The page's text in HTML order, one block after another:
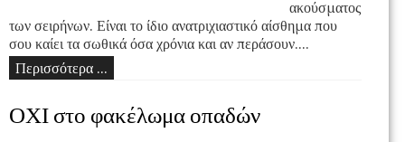
ακούσματος
των σειρήνων. Είναι το ίδιο ανατριχιαστικό αίσθημα που
σου καίει τα σωθικά όσα χρόνια και αν περάσουν....
Περισσότερα ...
ΟΧΙ στο φακέλωμα οπαδών